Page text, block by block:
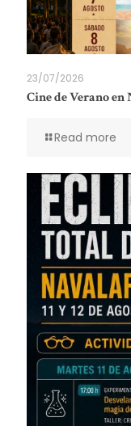
23/07/2026
Cine de Verano
Read more